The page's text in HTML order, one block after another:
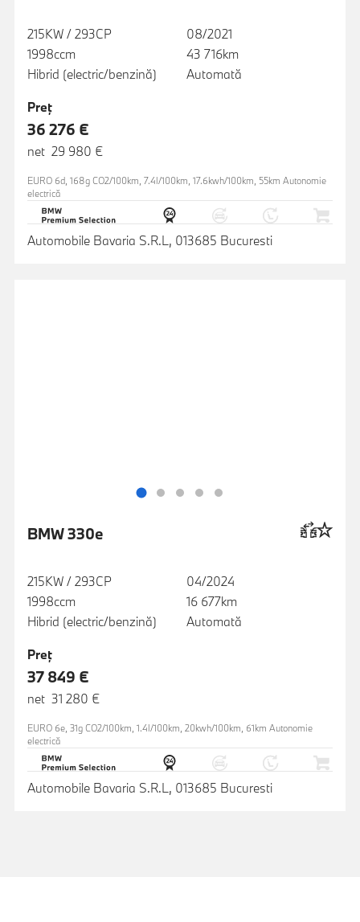
215KW / 293CP
1998ccm
Hibrid (electric/benzină)
08/2021
43 716km
Automată
Preţ
36 276 €
net 29 980 €
EURO 6d, 168g CO2/100km, 7.4l/100km, 17.6kwh/100km, 55km Autonomie
electrică
Automobile Bavaria S.R.L, 013685 Bucuresti
BMW 330e
215KW / 293CP
1998ccm
Hibrid (electric/benzină)
04/2024
16 677km
Automată
Preţ
37 849 €
net 31 280 €
EURO 6e, 31g CO2/100km, 1.4l/100km, 20kwh/100km, 61km Autonomie
electrică
Automobile Bavaria S.R.L, 013685 Bucuresti